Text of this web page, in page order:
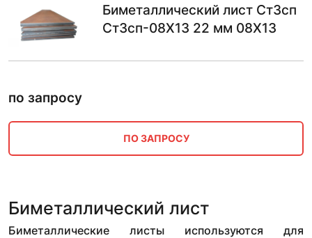
Биметаллический лист Ст3сп
Ст3сп-08Х13 22 мм 08Х13
по запросу
ПО ЗАПРОСУ
Биметаллический лист
Биметаллические листы используются для